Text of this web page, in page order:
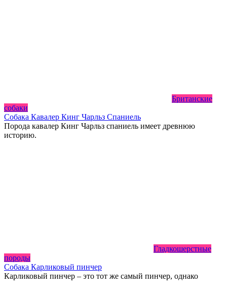
Британские
собаки
Собака Кавалер Кинг Чарльз Спаниель
Порода кавалер Кинг Чарльз спаниель имеет древнюю
историю.
Гладкошерстные
породы
Собака Карликовый пинчер
Карликовый пинчер – это тот же самый пинчер, однако